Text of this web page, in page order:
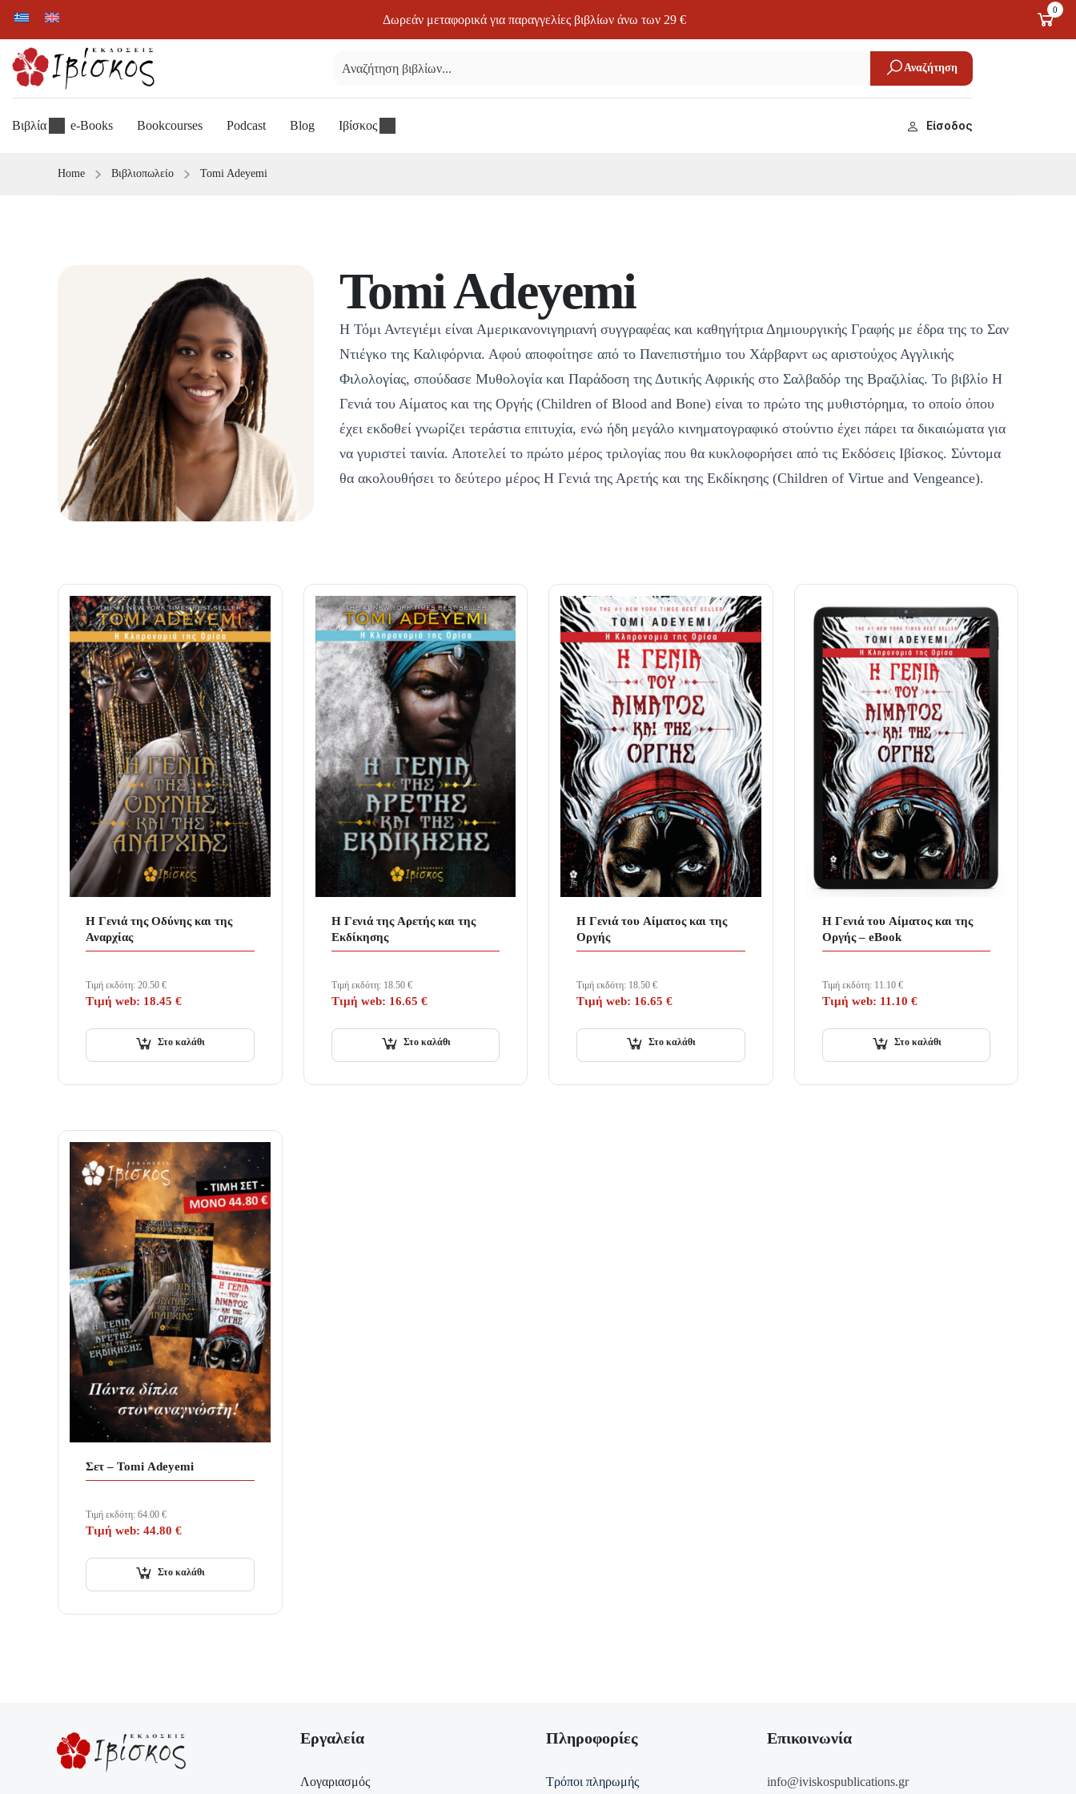
Δωρεάν μεταφορικά για παραγγελίες βιβλίων άνω των 29 €
0
Αναζήτηση
Βιβλία e-Books Bookcourses Podcast Blog Ιβίσκος Είσοδος
Home Βιβλιοπωλείο Tomi Adeyemi
Tomi Adeyemi
Η Τόμι Αντεγιέμι είναι Αμερικανονιγηριανή συγγραφέας και καθηγήτρια Δημιουργικής Γραφής με έδρα της το Σαν
Ντιέγκο της Καλιφόρνια. Αφού αποφοίτησε από το Πανεπιστήμιο του Χάρβαρντ ως αριστούχος Αγγλικής
Φιλολογίας, σπούδασε Μυθολογία και Παράδοση της Δυτικής Αφρικής στο Σαλβαδόρ της Βραζιλίας. Το βιβλίο Η
Γενιά του Αίματος και της Οργής (Children of Blood and Bone) είναι το πρώτο της μυθιστόρημα, το οποίο όπου
έχει εκδοθεί γνωρίζει τεράστια επιτυχία, ενώ ήδη μεγάλο κινηματογραφικό στούντιο έχει πάρει τα δικαιώματα για
να γυριστεί ταινία. Αποτελεί το πρώτο μέρος τριλογίας που θα κυκλοφορήσει από τις Εκδόσεις Ιβίσκος. Σύντομα
θα ακολουθήσει το δεύτερο μέρος Η Γενιά της Αρετής και της Εκδίκησης (Children of Virtue and Vengeance).
Η Γενιά της Οδύνης και της
Αναρχίας
Τιμή εκδότη: 20.50 €
Τιμή web: 18.45 €
Στο καλάθι
Η Γενιά της Αρετής και της
Εκδίκησης
Τιμή εκδότη: 18.50 €
Τιμή web: 16.65 €
Στο καλάθι
Η Γενιά του Αίματος και της
Οργής
Τιμή εκδότη: 18.50 €
Τιμή web: 16.65 €
Στο καλάθι
Η Γενιά του Αίματος και της
Οργής – eBook
Τιμή εκδότη: 11.10 €
Τιμή web: 11.10 €
Στο καλάθι
Σετ – Tomi Adeyemi
Τιμή εκδότη: 64.00 €
Τιμή web: 44.80 €
Στο καλάθι
Εργαλεία
Λογαριασμός
Πληροφορίες
Τρόποι πληρωμής
Επικοινωνία
info@iviskospublications.gr